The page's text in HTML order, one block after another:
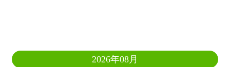
2026年08月